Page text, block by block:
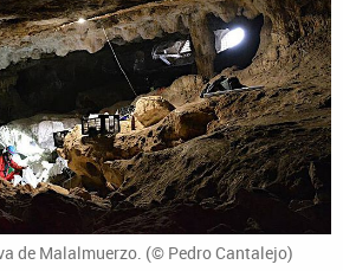
de Malalmuerzo. (© Pedro Cantalejo)